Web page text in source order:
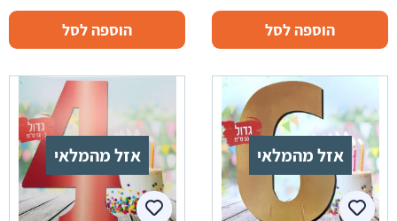
הוספה לסל הוספה לסל
אזל מהמלאי אזל מהמלאי